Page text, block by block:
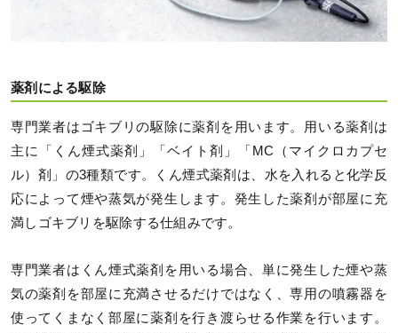
薬剤による駆除
専門業者はゴキブリの駆除に薬剤を用います。用いる薬剤は
主に「くん煙式薬剤」「ベイト剤」「MC（マイクロカプセ
ル）剤」の3種類です。くん煙式薬剤は、水を入れると化学反
応によって煙や蒸気が発生します。発生した薬剤が部屋に充
満しゴキブリを駆除する仕組みです。
専門業者はくん煙式薬剤を用いる場合、単に発生した煙や蒸
気の薬剤を部屋に充満させるだけではなく、専用の噴霧器を
使ってくまなく部屋に薬剤を行き渡らせる作業を行います。